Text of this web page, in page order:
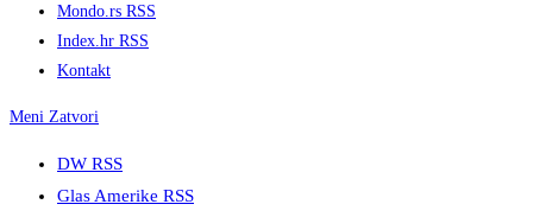
Mondo.rs RSS
Index.hr RSS
Kontakt
Meni Zatvori
DW RSS
Glas Amerike RSS